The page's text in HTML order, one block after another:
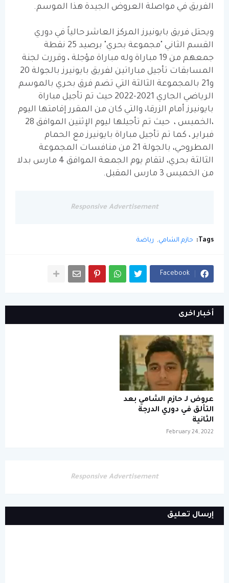
الفريق في مواصلة العروض الجيدة هذا الموسم.
ويحتل فريق بايونيرز المركز العاشر حالياً في دوري
القسم الثاني "مجموعة بحري" برصيد 25 نقطة
جمعهم من 19 مباراة وله مباراة مؤجلة ، وقررت لجنة
المسابقات تأجيل مباراتين لفريق بايونيرز بالجولة 20
و21 بالمجموعة الثالثة التي تضم فرق بحري بالموسم
الرياضي الجاري 2021-2022 حيث تم تأجيل مباراة
بايونيرز أمام الزرقا، والتي كان من المقرر إقامتها اليوم
،الخميس ، حيث تم تأجيلها ليوم الإثنين الموافق 28
فبراير ، كما تم تأجيل مباراة بايونيرز مع الحمام
المطروحي، بالجولة 21 من منافسات المجموعة
الثالثة بحري، لتقام يوم الجمعة الموافق 4 مارس بدلا
من الخميس 3 مارس المقبل.
Responsive Advertisement
Tags: حازم الشامي رياضة
Facebook
أخبار اخرى
عروض لـ حازم الشامي بعد
التألق في دوري الدرجة
الثانية
February 24, 2022
Responsive Advertisement
إرسال تعليق